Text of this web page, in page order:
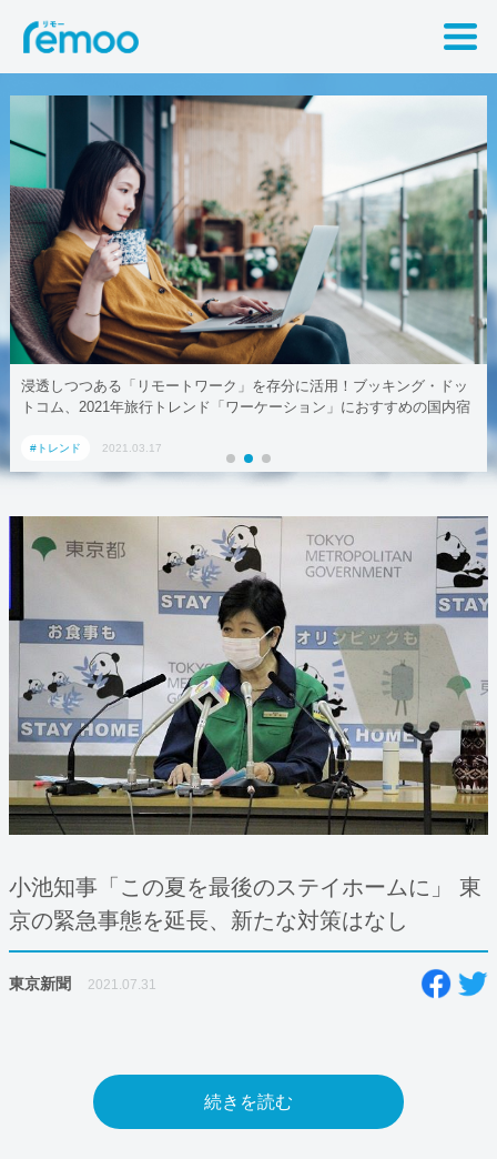
浸透しつつある「リモートワーク」を存分に活用！ブッキング・ドッ
トコム、2021年旅行トレンド「ワーケーション」におすすめの国内宿
#トレンド 2021.03.17
小池知事「この夏を最後のステイホームに」 東
京の緊急事態を延長、新たな対策はなし
東京新聞 2021.07.31
続きを読む